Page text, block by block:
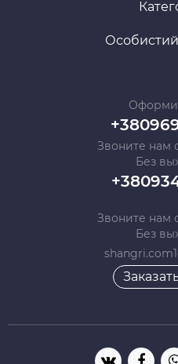
Особистий
Звоните нам
Без
Звоните нам
Без